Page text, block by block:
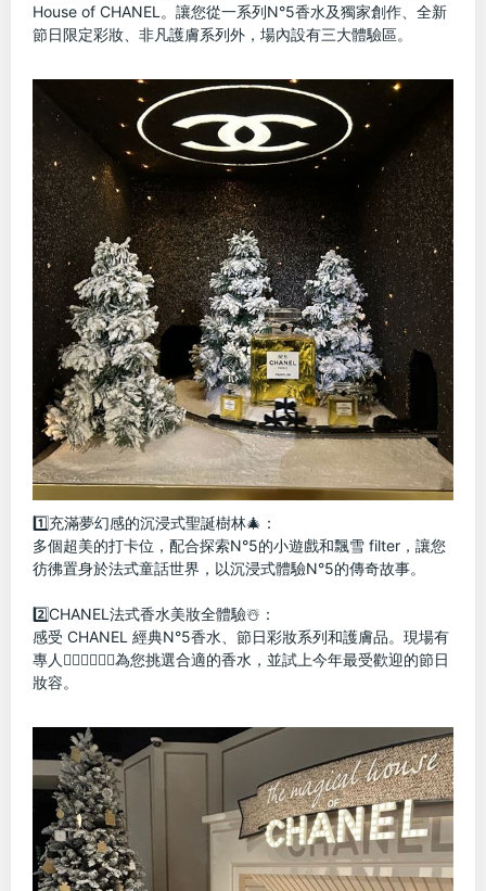
House of CHANEL。讓您從一系列N°5香水及獨家創作、全新
節日限定彩妝、非凡護膚系列外，場內設有三大體驗區。
1️⃣充滿夢幻感的沉浸式聖誕樹林🎄：
多個超美的打卡位，配合探索N°5的小遊戲和飄雪 filter，讓您
彷彿置身於法式童話世界，以沉浸式體驗N°5的傳奇故事。
2️⃣CHANEL法式香水美妝全體驗☃️：
感受 CHANEL 經典N°5香水、節日彩妝系列和護膚品。現場有
專人👩🏻‍⚕️🧑🏻‍⚕️為您挑選合適的香水，並試上今年最受歡迎的節日
妝容。